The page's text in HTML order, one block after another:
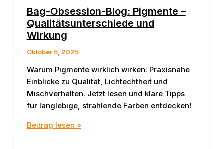
intriguing
post
title
goes
here
Bag-Obsession-Blog: Pigmente –
Qualitätsunterschiede und
Wirkung
Oktober 5, 2025
Warum Pigmente wirklich wirken: Praxisnahe
Einblicke zu Qualität, Lichtechtheit und
Mischverhalten. Jetzt lesen und klare Tipps
für langlebige, strahlende Farben entdecken!
Bag-
Beitrag lesen »